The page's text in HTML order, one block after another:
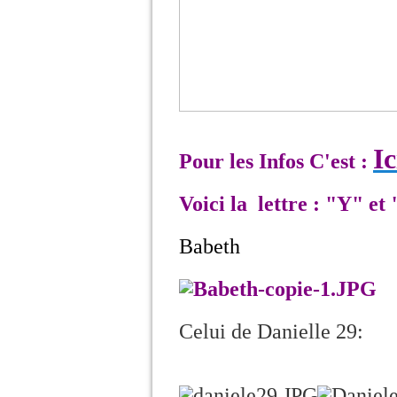
Pour les Infos C'est :
Voici la lettre : "Y" et
Babeth
Celui de Danielle 29: